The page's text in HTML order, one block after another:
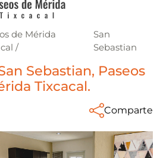
de Mérida
/
San
Sebastian
Sebastian, Paseos
Tixcacal.
Comparte